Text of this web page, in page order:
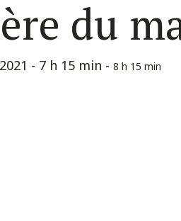
du
- 7 h 15 min - 8 h 15 min